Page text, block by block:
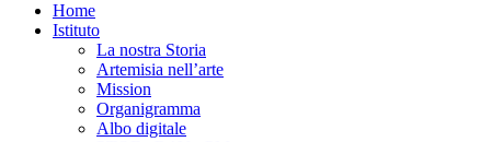
Home
Istituto
La nostra Storia
Artemisia nell’arte
Mission
Organigramma
Albo digitale